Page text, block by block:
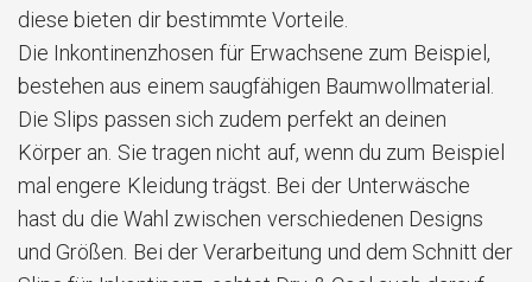
diese bieten dir bestimmte Vorteile.
Die Inkontinenzhosen für Erwachsene zum Beispiel,
bestehen aus einem saugfähigen Baumwollmaterial.
Die Slips passen sich zudem perfekt an deinen
Körper an. Sie tragen nicht auf, wenn du zum Beispiel
mal engere Kleidung trägst. Bei der Unterwäsche
hast du die Wahl zwischen verschiedenen Designs
und Größen. Bei der Verarbeitung und dem Schnitt der